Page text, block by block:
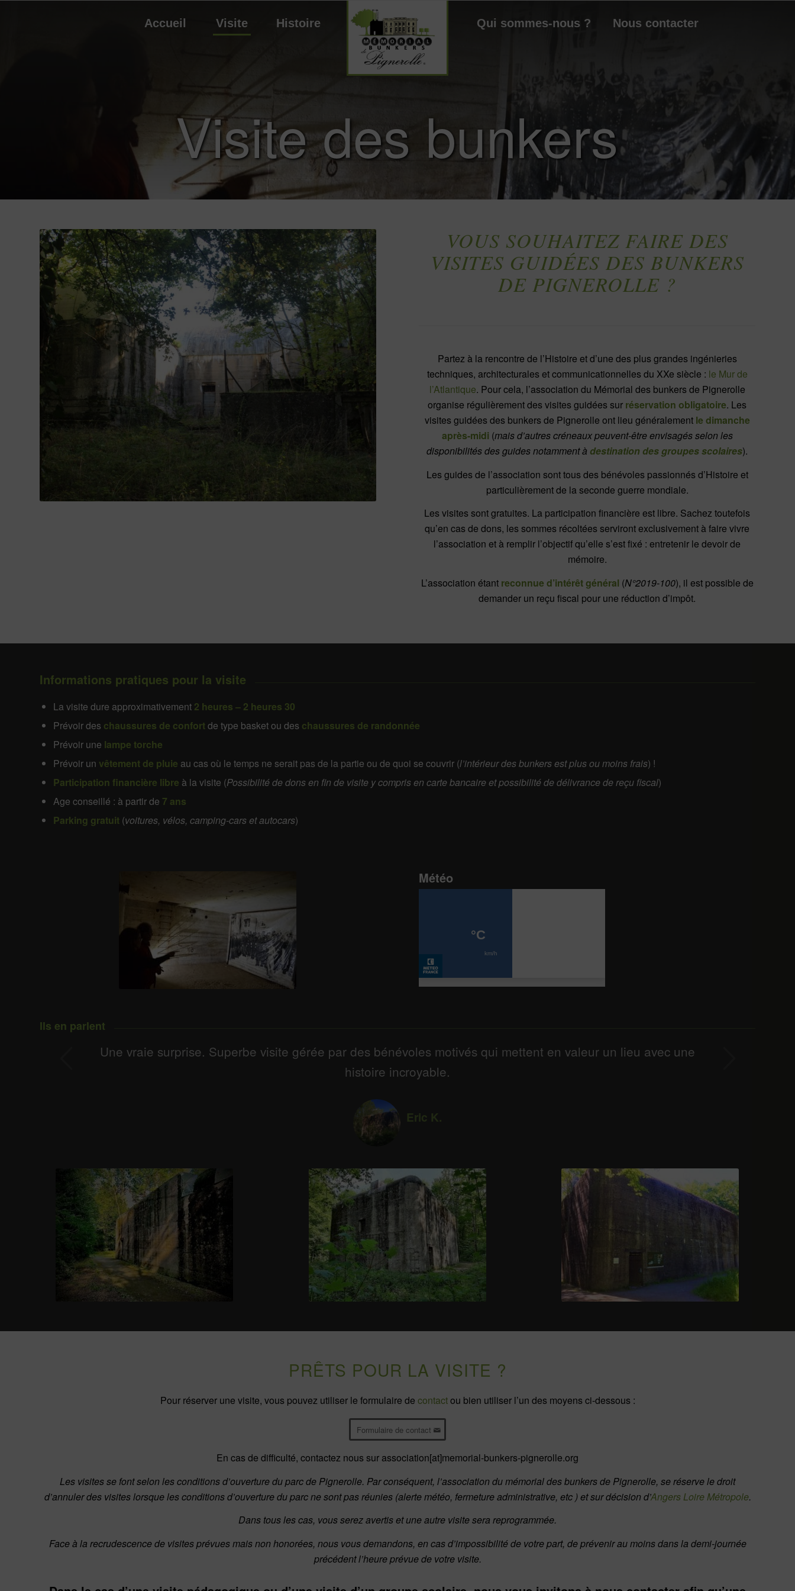
Visite Qui sommes-nous ?
Accueil Nous contacter
Histoire
Visite des bunkers
VOUS SOUHAITEZ FAIRE DES
VISITES GUIDÉES DES BUNKERS
DE PIGNEROLLE ?
Partez à la rencontre de l’Histoire et d’une des plus grandes ingénieries
techniques, architecturales et communicationnelles du XXe siècle : le Mur de
l’Atlantique. Pour cela, l’association du Mémorial des bunkers de Pignerolle
organise régulièrement des visites guidées sur réservation obligatoire. Les
visites guidées des bunkers de Pignerolle ont lieu généralement le dimanche
après-midi (mais d’autres créneaux peuvent-être envisagés selon les
disponibilités des guides notamment à destination des groupes scolaires).
Les guides de l’association sont tous des bénévoles passionnés d’Histoire et
particulièrement de la seconde guerre mondiale.
Les visites sont gratuites. La participation financière est libre. Sachez toutefois
qu’en cas de dons, les sommes récoltées serviront exclusivement à faire vivre
l’association et à remplir l’objectif qu’elle s’est fixé : entretenir le devoir de
mémoire.
L’association étant reconnue d’intérêt général (N°2019-100), il est possible de
demander un reçu fiscal pour une réduction d’impôt.
Informations pratiques pour la visite
La visite dure approximativement 2 heures – 2 heures 30
Prévoir des chaussures de confortde type basket ou des chaussures de randonnée
Prévoir une lampe torche
Prévoir un vêtement de pluie au cas où le temps ne serait pas de la partie ou de quoi se couvrir (l’intérieur des bunkers est plus ou moins frais) !
Participation financière libre à la visite (Possibilité de dons en fin de visite y compris en carte bancaire et possibilité de délivrance de reçu fiscal)
Age conseillé : à partir de 7 ans
Parking gratuit (voitures, vélos, camping-cars et autocars)
Météo
Ils en parlent
Une vraie surprise. Superbe visite gérée par des bénévoles motivés qui mettent en valeur un lieu avec une
histoire incroyable.
Eric K.
Suivant
PRÊTS POUR LA VISITE ?
Pour réserver une visite, vous pouvez utiliser le formulaire de contactou bien utiliser l’un des moyens ci-dessous :
Formulaire de contact
En cas de difficulté, contactez nous sur association[at]memorial-bunkers-pignerolle.org
Les visites se font selon les conditions d’ouverture du parc de Pignerolle. Par conséquent, l’association du mémorial des bunkers de Pignerolle, se réserve le droit
d’annuler des visites lorsque les conditions d’ouverture du parc ne sont pas réunies (alerte météo, fermeture administrative, etc ) et sur décision d’Angers Loire Métropole.
Dans tous les cas, vous serez avertis et une autre visite sera reprogrammée.
Face à la recrudescence de visites prévues mais non honorées, nous vous demandons, en cas d’impossibilité de votre part, de prévenir au moins dans la demi-journée
précédent l’heure prévue de votre visite.